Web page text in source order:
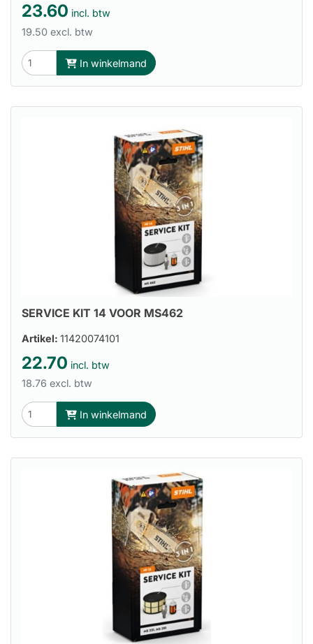
23.60 incl. btw
19.50 excl. btw
In winkelmand
SERVICE KIT 14 VOOR MS462
Artikel: 11420074101
22.70 incl. btw
18.76 excl. btw
In winkelmand